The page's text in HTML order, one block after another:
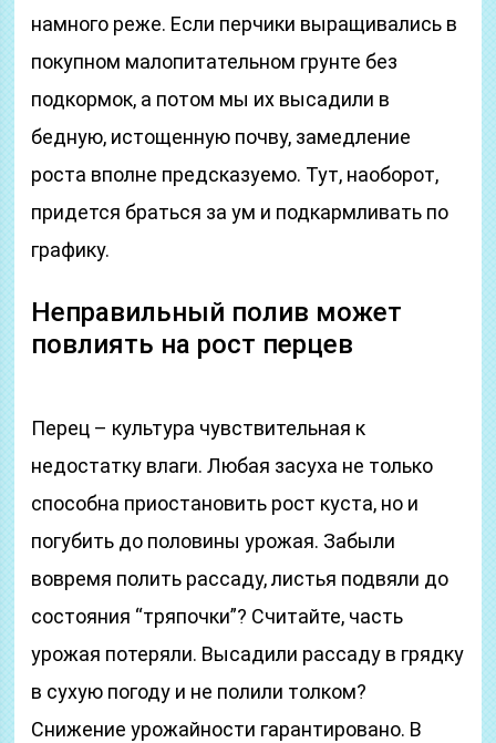
намного реже. Если перчики выращивались в
покупном малопитательном грунте без
подкормок, а потом мы их высадили в
бедную, истощенную почву, замедление
роста вполне предсказуемо. Тут, наоборот,
придется браться за ум и подкармливать по
графику.
Неправильный полив может
повлиять на рост перцев
Перец – культура чувствительная к
недостатку влаги. Любая засуха не только
способна приостановить рост куста, но и
погубить до половины урожая. Забыли
вовремя полить рассаду, листья подвяли до
состояния “тряпочки”? Считайте, часть
урожая потеряли. Высадили рассаду в грядку
в сухую погоду и не полили толком?
Снижение урожайности гарантировано. В